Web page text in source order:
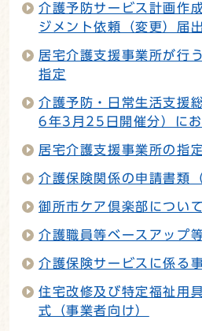
介護予防サービス計画作
ジメント依頼（変更）届
居宅介護支援事業所が行
指定
介護予防・日常生活支援
6年3月25日開催分）に
居宅介護支援事業所の指
介護保険関係の申請書類
御所市ケア倶楽部について
介護職員等ベースアップ
介護保険サービスに係る
住宅改修及び特定福祉用
式（事業者向け）